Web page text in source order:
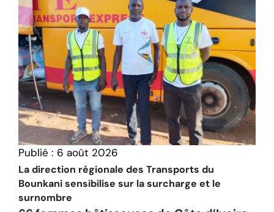
Publié : 6 août 2026
La direction régionale des Transports du
Bounkani sensibilise sur la surcharge et le
surnombre